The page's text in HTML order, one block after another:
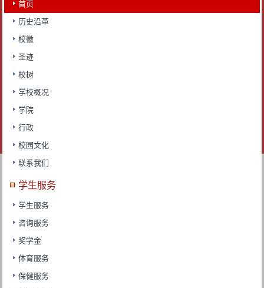
首页
历史沿革
校徽
圣迹
校树
学校概况
学院
行政
校园文化
联系我们
学生服务
学生服务
咨询服务
奖学金
体育服务
保健服务